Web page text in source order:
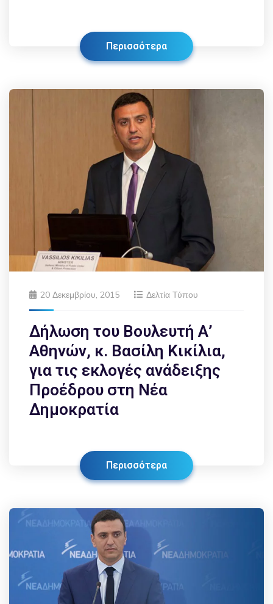
Περισσότερα
20 Δεκεμβρίου, 2015 Δελτία Τύπου
Δήλωση του Βουλευτή Α’
Αθηνών, κ. Βασίλη Κικίλια,
για τις εκλογές ανάδειξης
Προέδρου στη Νέα
Δημοκρατία
Περισσότερα